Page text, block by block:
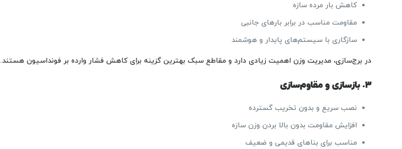
کاهش بار مرده سازه
مقاومت مناسب در برابر بارهای جانبی
سازگاری با سیستم‌های پایدار و هوشمند
در برج‌سازی، مدیریت وزن اهمیت زیادی دارد و مقاطع سبک بهترین گزینه برای کاهش فشار وارده بر فونداسیون هستند.
۳. بازسازی و مقاوم‌سازی
نصب سریع و بدون تخریب گسترده
افزایش مقاومت بدون بالا بردن وزن سازه
مناسب برای بناهای قدیمی و ضعیف